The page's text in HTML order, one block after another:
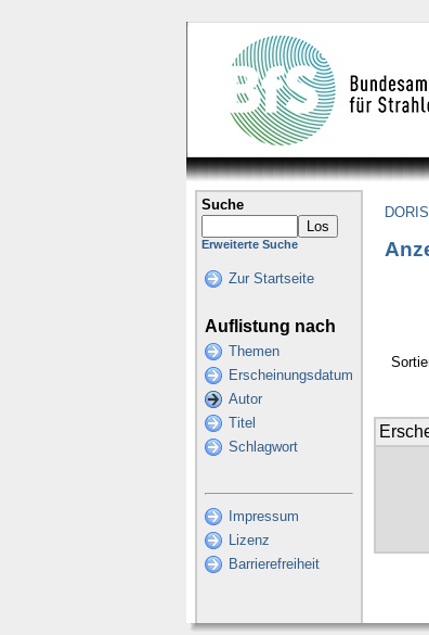
Suche
Erweiterte Suche
Zur Startseite
Auflistung nach
Themen
Erscheinungsdatum
Autor
Titel
Schlagwort
Impressum
Lizenz
Barrierefreiheit